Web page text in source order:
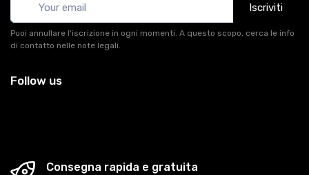
Iscriviti
Puoi annullare l'iscrizione in ogni momenti. A questo scopo, cerca le info
di contatto nelle note legali.
Follow us
Consegna rapida e gratuita